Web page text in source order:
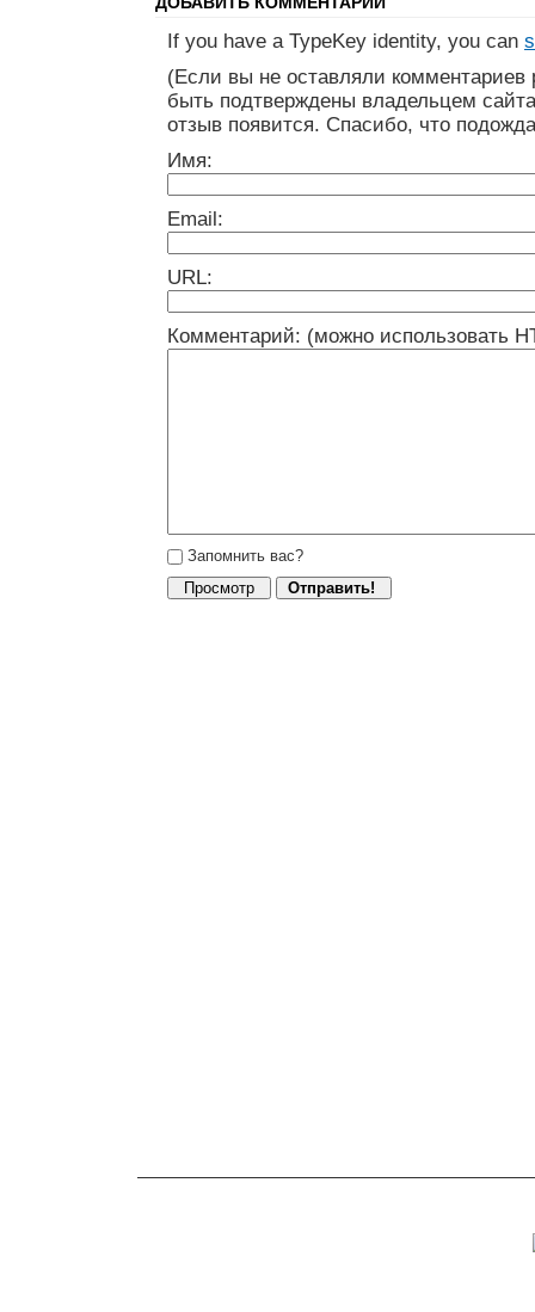
If you have a TypeKey identity, you can
(Если вы не оставляли
быть подтверждены владельцем
отзыв появится. Спасибо, что
Имя:
Email:
URL:
Комментарий: (можно использовать
Запомнить вас?